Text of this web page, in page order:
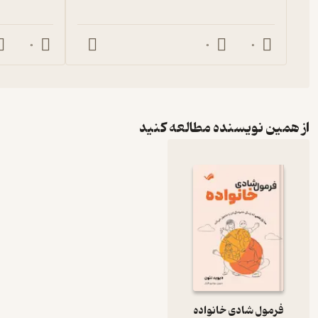
0
0
0
از همین نویسنده مطالعه کنید
فرمول شادی خانواده